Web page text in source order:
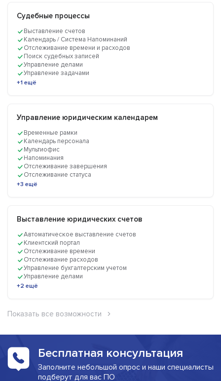
Судебные процессы
Выставление счетов
Календарь / Система Напоминаний
Отслеживание времени и расходов
Поиск судебных записей
Управление делами
Управление задачами
+1 ещё
Управление юридическим календарем
Временные рамки
Календарь персонала
Мультиофис
Напоминания
Отслеживание завершения
Отслеживание статуса
+3 ещё
Выставление юридических счетов
Автоматическое выставление счетов
Клиентский портал
Отслеживание времени
Отслеживание расходов
Управление бухгалтерским учетом
Управление делами
+2 ещё
Показать все возможности
Бесплатная консультация
Заполните небольшой опрос и наши специалисты
подберут для вас ПО